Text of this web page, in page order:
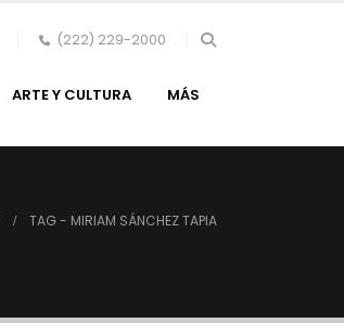
(222) 229-2000
ARTE Y CULTURA MÁS
TAG - MIRIAM SÁNCHEZ TAPIA